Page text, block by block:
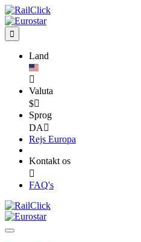

Land

Valuta
$
Sprog
DA 
Rejs Europa
Kontakt os

FAQ's